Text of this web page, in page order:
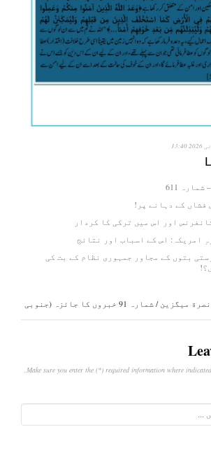
611
فشاں کے دہانے پر!
اور اس میں ترکی کا کردار
امریکہ: اس کے اسباب اور نتائج
بتوں کے مجاور جمہوری نظام کے بت کی
میگزین / شمارہ 91
خبروں کا جائزہ (جنوبی
Make sure you enter the (*) required information where